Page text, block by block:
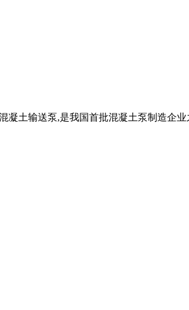
凝土输送泵,是我国首批混凝土泵制造企